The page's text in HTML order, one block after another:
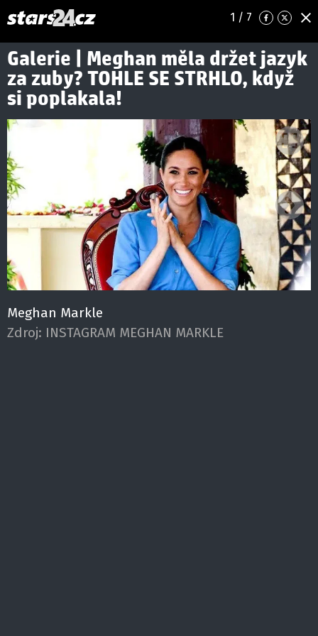
1 / 7
Galerie | Meghan měla držet jazyk
za zuby? TOHLE SE STRHLO, když
si poplakala!
Meghan Markle
Zdroj: INSTAGRAM MEGHAN MARKLE